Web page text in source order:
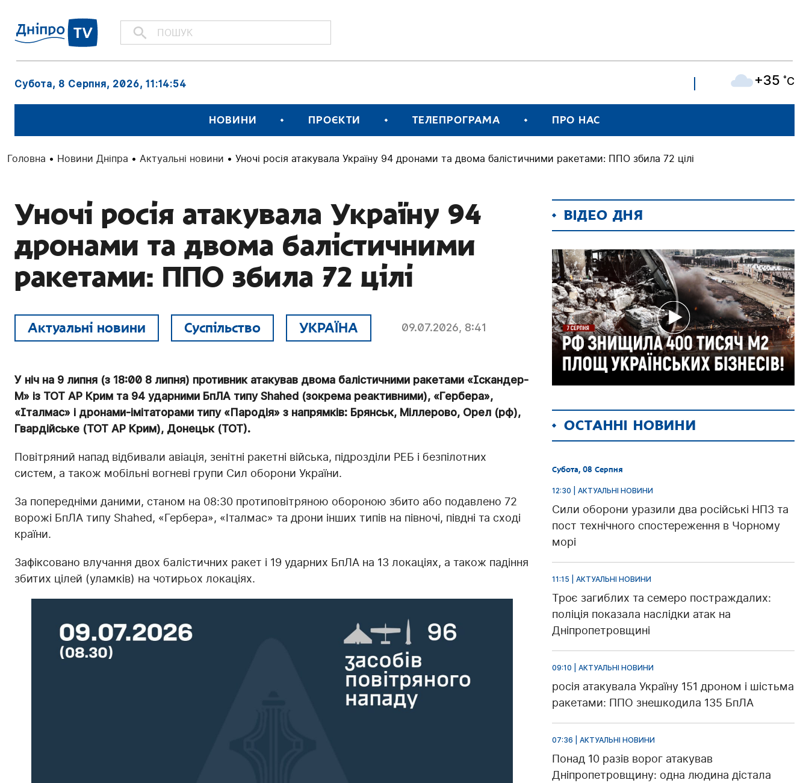
Субота, 8 Серпня, 2026, 11:14:55 +35 ˚C
НОВИНИ ПРОЄКТИ ТЕЛЕПРОГРАМА ПРО НАС
Головна • Новини Дніпра • Актуальні новини • Уночі росія атакувала Україну 94 дронами та двома балістичними ракетами: ППО збила 72 цілі
Уночі росія атакувала Україну 94
дронами та двома балістичними
ракетами: ППО збила 72 цілі
Актуальні новини Суспільство УКРАЇНА 09.07.2026, 8:41
У ніч на 9 липня (з 18:00 8 липня) противник атакував двома балістичними ракетами «Іскандер-
М» із ТОТ АР Крим та 94 ударними БпЛА типу Shahed (зокрема реактивними), «Гербера»,
«Італмас» і дронами-імітаторами типу «Пародія» з напрямків: Брянськ, Міллерово, Орел (рф),
Гвардійське (ТОТ АР Крим), Донецьк (ТОТ).
Повітряний напад відбивали авіація, зенітні ракетні війська, підрозділи РЕБ і безпілотних
систем, а також мобільні вогневі групи Сил оборони України.
За попередніми даними, станом на 08:30 протиповітряною обороною збито або подавлено 72
ворожі БпЛА типу Shahed, «Гербера», «Італмас» та дрони інших типів на півночі, півдні та сході
країни.
Зафіксовано влучання двох балістичних ракет і 19 ударних БпЛА на 13 локаціях, а також падіння
збитих цілей (уламків) на чотирьох локаціях.
ВІДЕО ДНЯ
ОСТАННІ НОВИНИ
Субота, 08 Серпня
12:30 | АКТУАЛЬНІ НОВИНИ
Сили оборони уразили два російські НПЗ та
пост технічного спостереження в Чорному
морі
11:15 | АКТУАЛЬНІ НОВИНИ
Троє загиблих та семеро постраждалих:
поліція показала наслідки атак на
Дніпропетровщині
09:10 | АКТУАЛЬНІ НОВИНИ
росія атакувала Україну 151 дроном і шістьма
ракетами: ППО знешкодила 135 БпЛА
07:36 | АКТУАЛЬНІ НОВИНИ
Понад 10 разів ворог атакував
Дніпропетровщину: одна людина дістала